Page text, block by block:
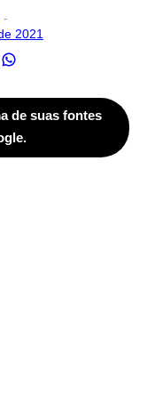
on
2021
de suas fontes